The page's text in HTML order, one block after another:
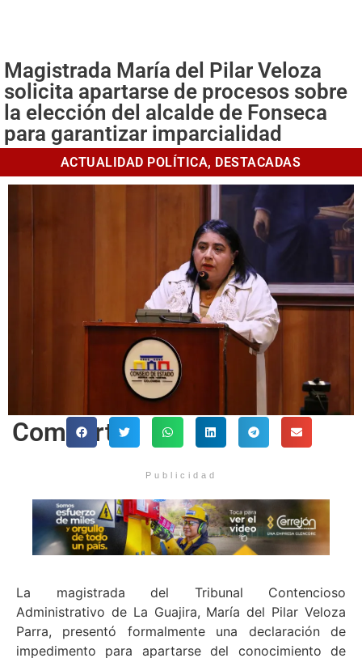
Magistrada María del Pilar Veloza
solicita apartarse de procesos sobre
la elección del alcalde de Fonseca
para garantizar imparcialidad
ACTUALIDAD POLÍTICA, DESTACADAS
Comparte
Publicidad
La magistrada del Tribunal Contencioso
Administrativo de La Guajira, María del Pilar Veloza
Parra, presentó formalmente una declaración de
impedimento para apartarse del conocimiento de